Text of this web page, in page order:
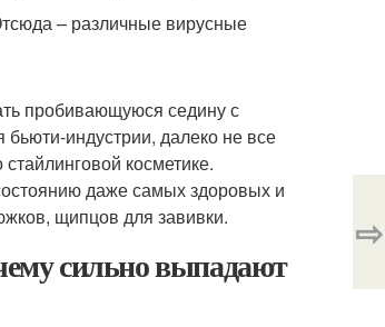
– различные вирусные
пробивающуюся седину с
индустрии, далеко не все
косметике.
даже самых здоровых и
щипцов для завивки.
сильно выпадают
⇨